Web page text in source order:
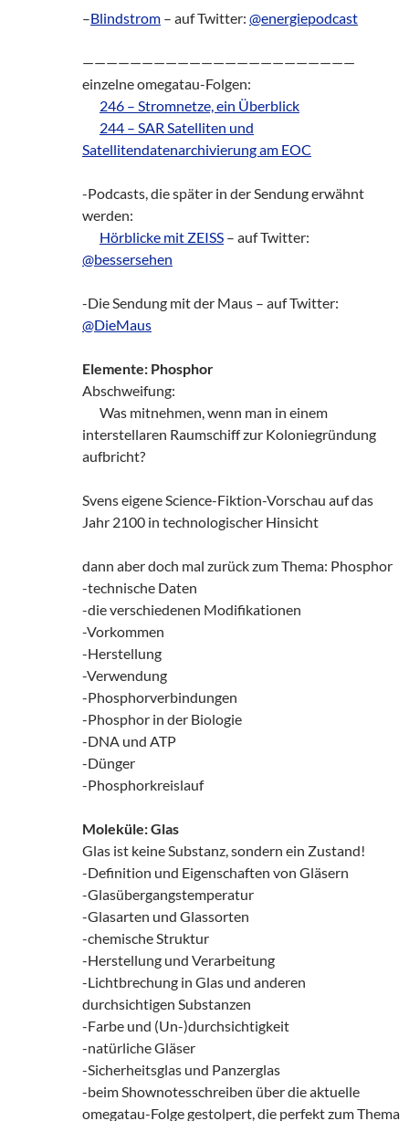
–Blindstrom – auf Twitter: @energiepodcast
———————————————————————
einzelne omegatau-Folgen:
246 – Stromnetze, ein Überblick
244 – SAR Satelliten und
Satellitendatenarchivierung am EOC
-Podcasts, die später in der Sendung erwähnt
werden:
Hörblicke mit ZEISS – auf Twitter:
@bessersehen
-Die Sendung mit der Maus – auf Twitter:
@DieMaus
Elemente: Phosphor
Abschweifung:
Was mitnehmen, wenn man in einem
interstellaren Raumschiff zur Koloniegründung
aufbricht?
Svens eigene Science-Fiktion-Vorschau auf das
Jahr 2100 in technologischer Hinsicht
dann aber doch mal zurück zum Thema: Phosphor
-technische Daten
-die verschiedenen Modifikationen
-Vorkommen
-Herstellung
-Verwendung
-Phosphorverbindungen
-Phosphor in der Biologie
-DNA und ATP
-Dünger
-Phosphorkreislauf
Moleküle: Glas
Glas ist keine Substanz, sondern ein Zustand!
-Definition und Eigenschaften von Gläsern
-Glasübergangstemperatur
-Glasarten und Glassorten
-chemische Struktur
-Herstellung und Verarbeitung
-Lichtbrechung in Glas und anderen
durchsichtigen Substanzen
-Farbe und (Un-)durchsichtigkeit
-natürliche Gläser
-Sicherheitsglas und Panzerglas
-beim Shownotesschreiben über die aktuelle
omegatau-Folge gestolpert, die perfekt zum Thema